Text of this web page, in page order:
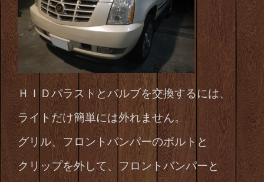
ＨＩＤバラストとバルブを交換するには、
ライトだけ簡単には外れません。
グリル、フロントバンパーのボルトと
クリップを外して、フロントバンパーと